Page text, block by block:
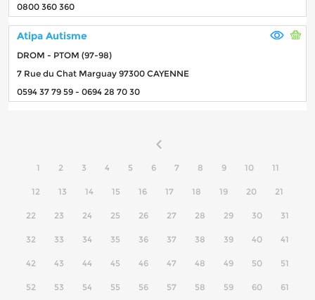
0800 360 360
Atipa Autisme
DROM - PTOM (97-98)
7 Rue du Chat Marguay 97300 CAYENNE
0594 37 79 59 - 0694 28 70 30
1 2 3 4 5 6 7 8 9 10 11
12 13 14 15 16 17 18 19 20 21
22 23 24 25 26 27 28 29 30 31
32 33 34 35 36 37 38 39 40 41
42 43 44 45 46 47 48 49 50 51
52 53 54 55 56 57 58 59 60 61